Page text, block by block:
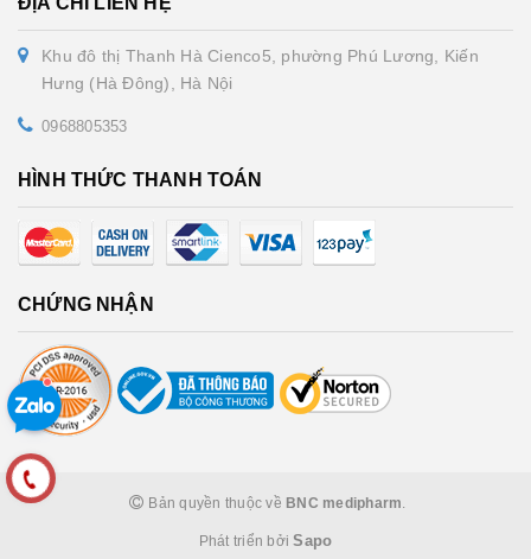
Khu đô thị Thanh Hà Cienco5, phường Phú Lương, Kiến
Hưng (Hà Đông), Hà Nội
0968805353
HÌNH THỨC THANH TOÁN
CHỨNG NHẬN
Bản quyền thuộc về BNC medipharm
Phát triển bởiSapo